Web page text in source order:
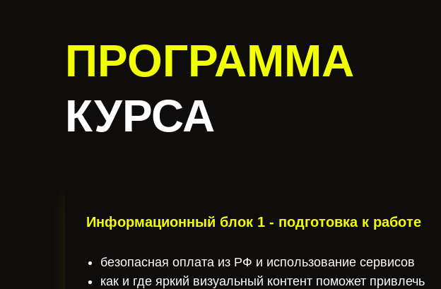
ПРОГРАММА
КУРСА
Информационный блок 1 - подготовка к работе
безопасная оплата из РФ и использование сервисов
как и где яркий визуальный контент поможет привлечь